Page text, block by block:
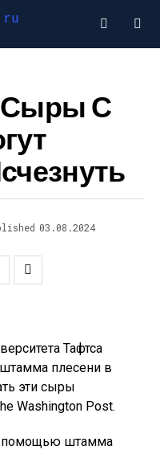
Сыры С
03.08.2024
Тафтса
плесени в
эти сыры
Washington Post.
помощью штамма